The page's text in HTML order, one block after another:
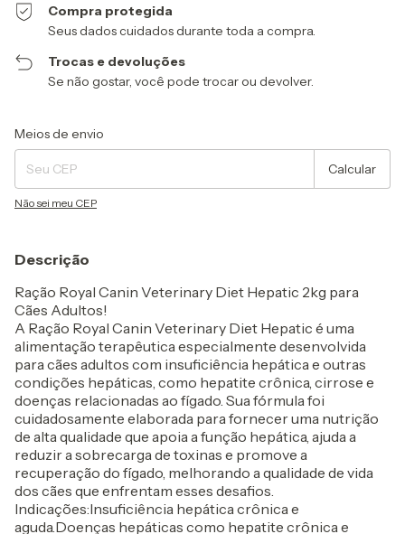
Compra protegida
Seus dados cuidados durante toda a compra.
Trocas e devoluções
Se não gostar, você pode trocar ou devolver.
Entregas para o CEP:
Meios de envio
Calcular
Não sei meu CEP
Descrição
Ração Royal Canin Veterinary Diet Hepatic 2kg para
Cães Adultos!
A Ração Royal Canin Veterinary Diet Hepatic é uma
alimentação terapêutica especialmente desenvolvida
para cães adultos com insuficiência hepática e outras
condições hepáticas, como hepatite crônica, cirrose e
doenças relacionadas ao fígado. Sua fórmula foi
cuidadosamente elaborada para fornecer uma nutrição
de alta qualidade que apoia a função hepática, ajuda a
reduzir a sobrecarga de toxinas e promove a
recuperação do fígado, melhorando a qualidade de vida
dos cães que enfrentam esses desafios.
Indicações:Insuficiência hepática crônica e
aguda.Doenças hepáticas como hepatite crônica e